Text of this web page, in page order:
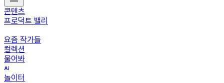
콘텐츠
프로덕트 밸리
요즘 작가들
컬렉션
물어봐
놀이터